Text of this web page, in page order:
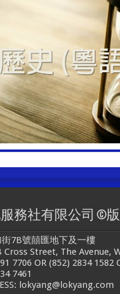
務社有限公司 ©
7B號囍匯地下及一樓
Cross Street, The Avenue,
7706 OR (852) 2834 1582
7461
lokyang@lokyang.com